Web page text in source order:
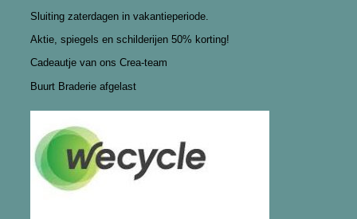
Sluiting zaterdagen in vakantieperiode.
Aktie, spiegels en schilderijen 50% korting!
Cadeautje van ons Crea-team
Buurt Braderie afgelast